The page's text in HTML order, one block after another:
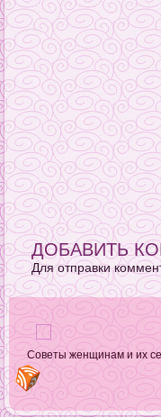
ДОБАВИТЬ
Для отправки
Советы женщинам и их